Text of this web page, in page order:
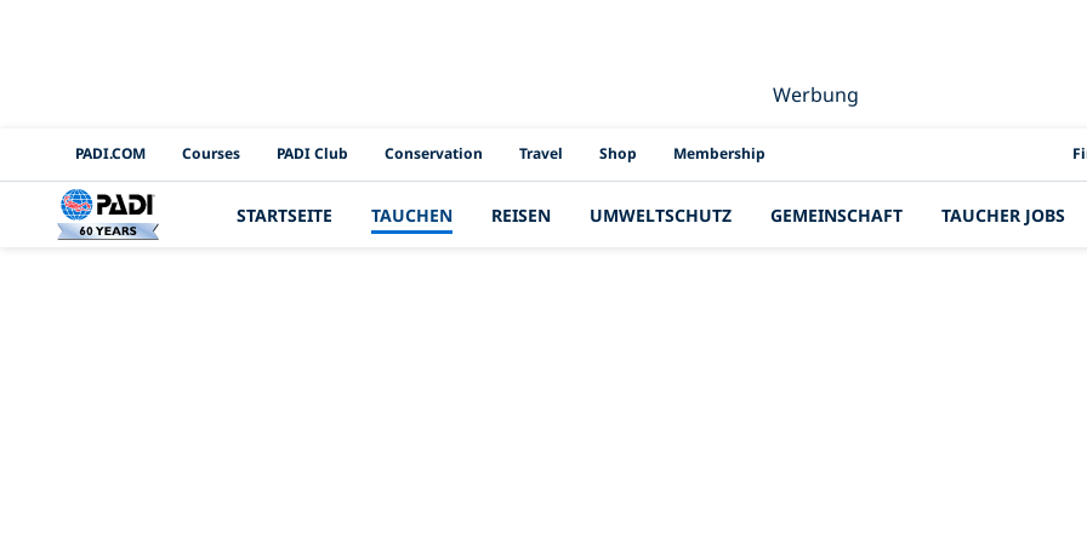
Werbung
PADI Channels
PADI.COM Courses PADI Club Conservation Travel Shop Membership
STARTSEITE TAUCHEN REISEN UMWELTSCHUTZ GEMEINSCHAFT TAUCHER JOBS